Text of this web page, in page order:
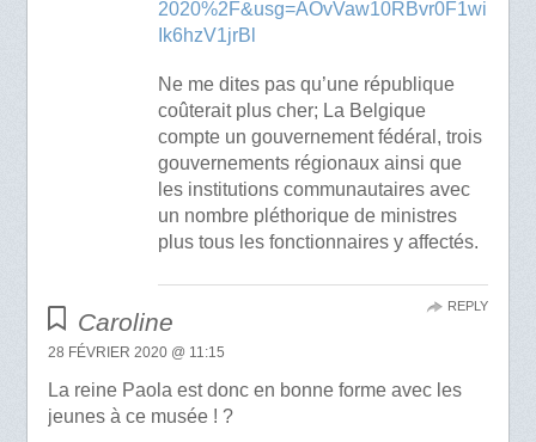
2020%2F&usg=AOvVaw10RBvr0F1wi
Ik6hzV1jrBl
Ne me dites pas qu’une république
coûterait plus cher; La Belgique
compte un gouvernement fédéral, trois
gouvernements régionaux ainsi que
les institutions communautaires avec
un nombre pléthorique de ministres
plus tous les fonctionnaires y affectés.
Caroline
28 FÉVRIER 2020 @ 11:15
La reine Paola est donc en bonne forme avec les
jeunes à ce musée ! ?
REPLY